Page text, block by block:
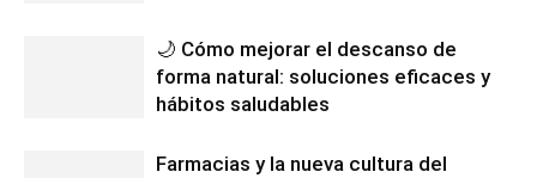
🌙 Cómo mejorar el descanso de
forma natural: soluciones eficaces y
hábitos saludables
Farmacias y la nueva cultura del